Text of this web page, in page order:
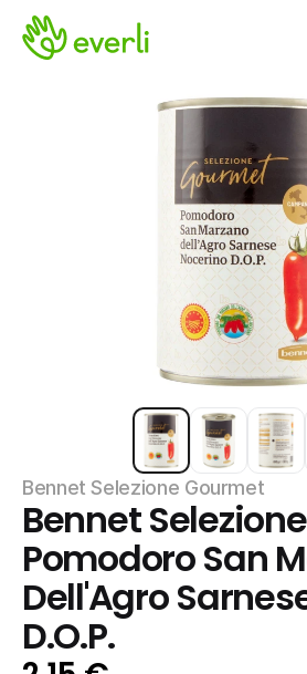
Bennet Selezione Gourmet
Bennet
Pomodoro San
Dell'Agro
D.O.P.